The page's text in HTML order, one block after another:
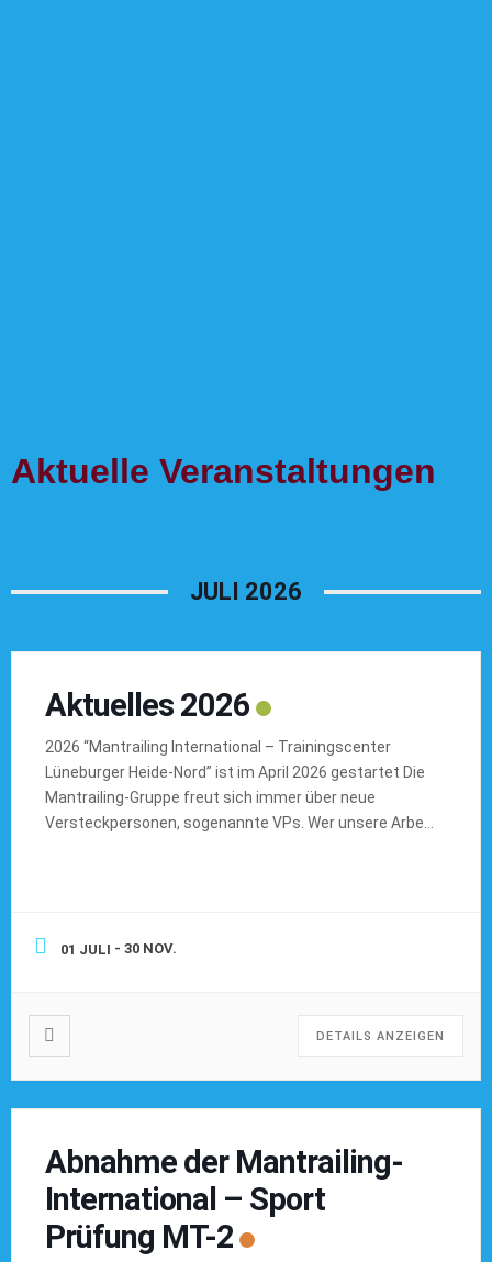
Aktuelle Veranstaltungen
JULI 2026
Aktuelles 2026
2026 “Mantrailing International – Trainingscenter
Lüneburger Heide-Nord” ist im April 2026 gestartet Die
Mantrailing-Gruppe freut sich immer über neue
Versteckpersonen, sogenannte VPs. Wer unsere Arbeit
01 JULI - 30 NOV.
DETAILS ANZEIGEN
Abnahme der Mantrailing-
International – Sport
Prüfung MT-2